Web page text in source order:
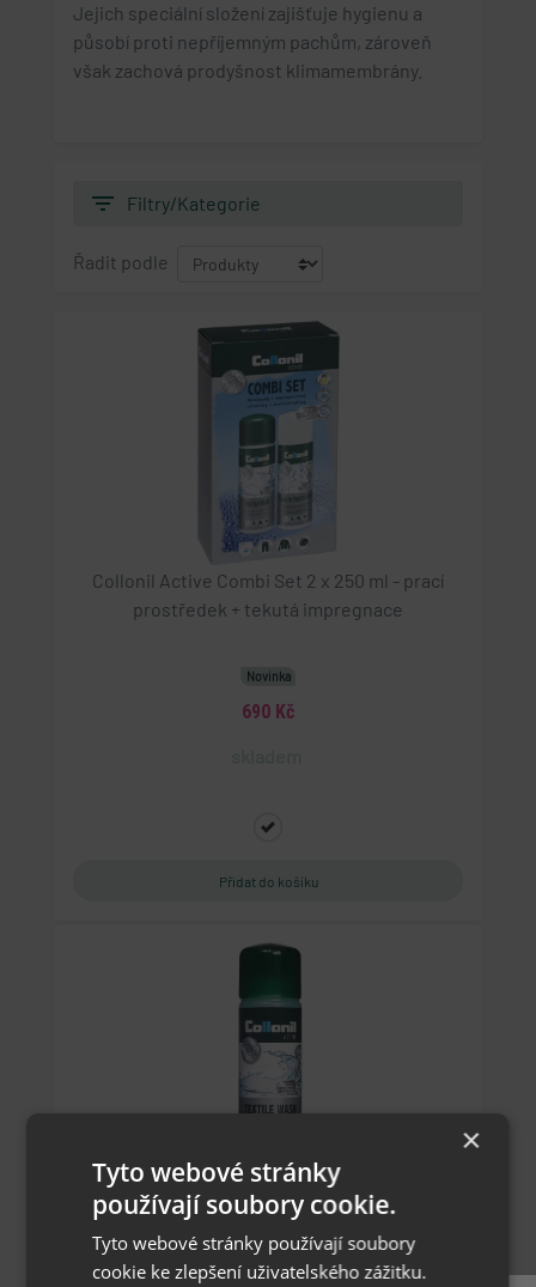
Jejich speciální složení zajišťuje hygienu a
působí proti nepříjemným pachům, zároveň
však zachová prodyšnost klimamembrány.
filter_list Filtry/Kategorie
Řadit podle
Collonil Active Combi Set 2 x 250 ml - prací
prostředek + tekutá impregnace
Novinka
690 Kč
Collonil Active Textile Wash 250 ml - prostředek
na praní funkčních textilií
×
Tyto webové stránky
používají soubory cookie.
Tyto webové stránky používají soubory
cookie ke zlepšení uživatelského zážitku.